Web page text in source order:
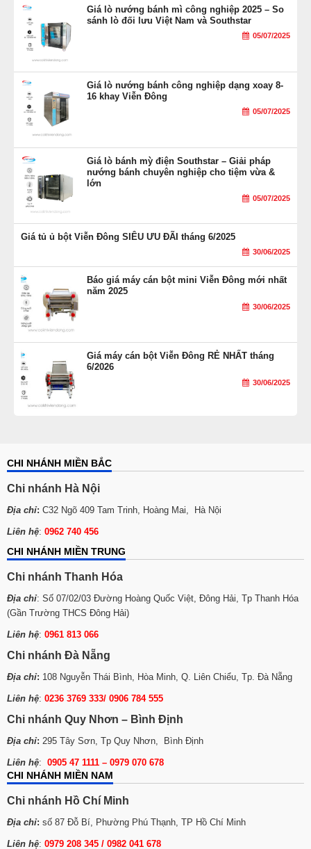
Giá lò nướng bánh mì công nghiệp 2025 – So
sánh lò đối lưu Việt Nam và Southstar
05/07/2025
Giá lò nướng bánh công nghiệp dạng xoay 8-
16 khay Viễn Đông
05/07/2025
Giá lò bánh mỳ điện Southstar – Giải pháp
nướng bánh chuyên nghiệp cho tiệm vừa &
lớn
05/07/2025
Giá tủ ủ bột Viễn Đông SIÊU ƯU ĐÃI tháng 6/2025
30/06/2025
Báo giá máy cán bột mini Viễn Đông mới nhất
năm 2025
30/06/2025
Giá máy cán bột Viễn Đông RẺ NHẤT tháng
6/2026
30/06/2025
CHI NHÁNH MIỀN BẮC
Chi nhánh Hà Nội
Địa chỉ: C32 Ngõ 409 Tam Trinh, Hoàng Mai, Hà Nội
Liên hệ: 0962 740 456
CHI NHÁNH MIỀN TRUNG
Chi nhánh Thanh Hóa
Địa chỉ: Số 07/02/03 Đường Hoàng Quốc Việt, Đông Hải, Tp Thanh Hóa
(Gần Trường THCS Đông Hải)
Liên hệ: 0961 813 066
Chi nhánh Đà Nẵng
Địa chỉ: 108 Nguyễn Thái Bình, Hòa Minh, Q. Liên Chiểu, Tp. Đà Nẵng
Liên hệ: 0236 3769 333/ 0906 784 555
Chi nhánh Quy Nhơn – Bình Định
Địa chỉ: 295 Tây Sơn, Tp Quy Nhơn, Bình Định
Liên hệ: 0905 47 1111 – 0979 070 678
CHI NHÁNH MIỀN NAM
Chi nhánh Hồ Chí Minh
Địa chỉ: số 87 Đỗ Bí, Phường Phú Thạnh, TP Hồ Chí Minh
Liên hệ: 0979 208 345 / 0982 041 678